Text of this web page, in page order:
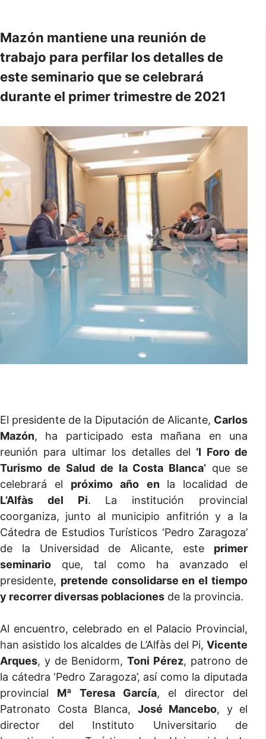
Mazón mantiene una reunión de
trabajo para perfilar los detalles de
este seminario que se celebrará
durante el primer trimestre de 2021
El presidente de la Diputación de Alicante, Carlos
Mazón, ha participado esta mañana en una
reunión para ultimar los detalles del ‘I Foro de
Turismo de Salud de la Costa Blanca’ que se
celebrará el próximo año en la localidad de
L’Alfàs del Pi. La institución provincial
coorganiza, junto al municipio anfitrión y a la
Cátedra de Estudios Turísticos ‘Pedro Zaragoza’
de la Universidad de Alicante, este primer
seminario que, tal como ha avanzado el
presidente, pretende consolidarse en el tiempo
y recorrer diversas poblaciones de la provincia.
Al encuentro, celebrado en el Palacio Provincial,
han asistido los alcaldes de L’Alfàs del Pi, Vicente
Arques, y de Benidorm, Toni Pérez, patrono de
la cátedra ‘Pedro Zaragoza’, así como la diputada
provincial Mª Teresa García, el director del
Patronato Costa Blanca, José Mancebo, y el
director del Instituto Universitario de